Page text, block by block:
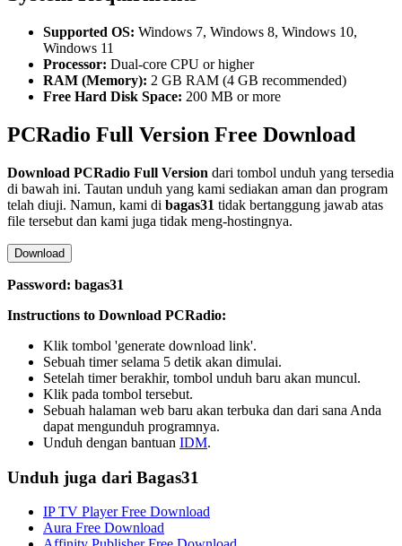
Supported OS: Windows 7, Windows 8, Windows 10,
Windows 11
Processor: Dual-core CPU or higher
RAM (Memory): 2 GB RAM (4 GB recommended)
Free Hard Disk Space: 200 MB or more
PCRadio Full Version Free Download
Download PCRadio Full Version dari tombol unduh yang tersedia
di bawah ini. Tautan unduh yang kami sediakan aman dan program
telah diuji. Namun, kami di bagas31 tidak bertanggung jawab atas
file tersebut dan kami juga tidak meng-hostingnya.
Download
Password: bagas31
Instructions to Download PCRadio:
Klik tombol 'generate download link'.
Sebuah timer selama 5 detik akan dimulai.
Setelah timer berakhir, tombol unduh baru akan muncul.
Klik pada tombol tersebut.
Sebuah halaman web baru akan terbuka dan dari sana Anda
dapat mengunduh programnya.
Unduh dengan bantuan IDM.
Unduh juga dari Bagas31
IP TV Player Free Download
Aura Free Download